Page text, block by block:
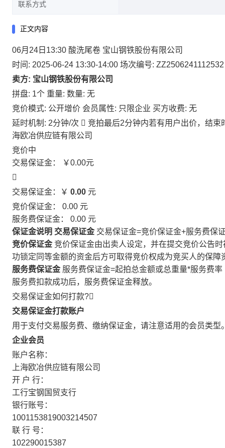
联系方式
正文内容
06月24日13:30 酸洗尾卷 宝山钢铁股份有限公司
时间: 2025-06-24 13:30-14:00 场次编号: ZZ2506241112532
卖方: 宝山钢铁股份有限公司
拼盘: 1个 重量: 数量: 无
竞价模式: 公开增价 会员属性: 只限企业 买方收费: 无
延时机制: 2分钟/次  竞拍最后2分钟内若有用户出价，结
海欧冶供应链有限公司
竞价中
交易保证金：
￥0.00元

交易保证金：￥ 0.00 元
竞价保证金： 0.00 元
服务费保证金： 0.00 元
保证金说明 交易保证金 交易保证金=竞价保证金+服务费保
竞价保证金 竞价保证金由出卖人设定，并在提交竞价公告
功锁定同等金额的资金后方可取得竞价权成为竞买人的保障
服务费保证金 服务费保证金=起拍总金额或总重量*服务费率
服务费扣款成功后，服务费保证金释放。
交易保证金如何打款?
交易保证金打款账户
用于支付交易服务费、缴纳保证金，请注意适用的会员类型
企业会员
账户名称：
上海欧冶供应链有限公司
开 户 行：
工行宝钢国贸支行
银行账号：
1001153819003214507
联 行 号：
102290015387